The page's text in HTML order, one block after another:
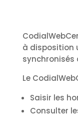
à disposition
synchronisés
Le
Saisir les
Consulter